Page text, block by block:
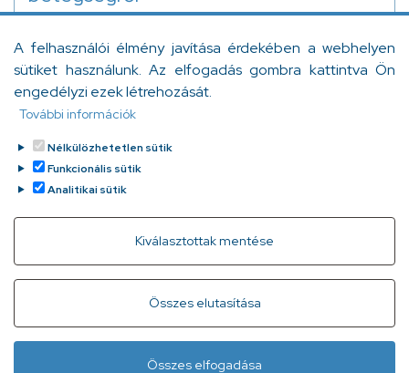
A felhasználói élmény javítása érdekében a webhelyen
sütiket használunk. Az elfogadás gombra kattintva Ön
engedélyzi ezek létrehozását.
További információk
Nélkülözhetetlen sütik
Funkcionális sütik
Analitikai sütik
Kiválasztottak mentése
Összes elutasítása
Withdraw consent
Összes elfogadása
egészségértés témájával. Egy – a cikkben is idézett –
kutatás szerint a magyar lakosság egészségértése
meglehetősen elmarad a kívánt szinttől, noha az
utóbbi években jelentősen javult.
2023. április 12.
Gyorslinkek
Adatvédelem Kapcsolat
+ 36 1 296 2556(normál díjas, 8:00-20:00 között